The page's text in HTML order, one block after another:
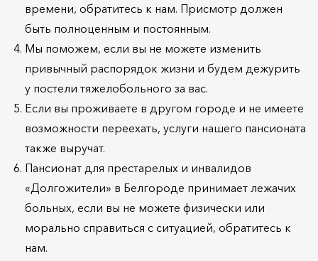
времени, обратитесь к нам. Присмотр должен
быть полноценным и постоянным.
Мы поможем, если вы не можете изменить
привычный распорядок жизни и будем дежурить
у постели тяжелобольного за вас.
Если вы проживаете в другом городе и не имеете
возможности переехать, услуги нашего пансионата
также выручат.
Пансионат для престарелых и инвалидов
«Долгожители» в Белгороде принимает лежачих
больных, если вы не можете физически или
морально справиться с ситуацией, обратитесь к
нам.